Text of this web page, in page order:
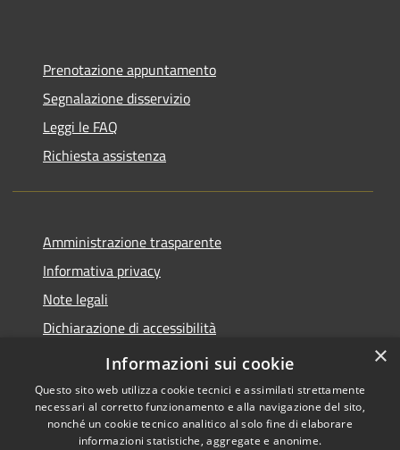
Prenotazione appuntamento
Segnalazione disservizio
Leggi le FAQ
Richiesta assistenza
Amministrazione trasparente
Informativa privacy
Note legali
Dichiarazione di accessibilità
Piano di miglioramento del sito
Copyright © 2026 • Comune di
×
Informazioni sui cookie
Questo sito web utilizza cookie tecnici e assimilati strettamente
necessari al corretto funzionamento e alla navigazione del sito,
nonché un cookie tecnico analitico al solo fine di elaborare
informazioni statistiche, aggregate e anonime.